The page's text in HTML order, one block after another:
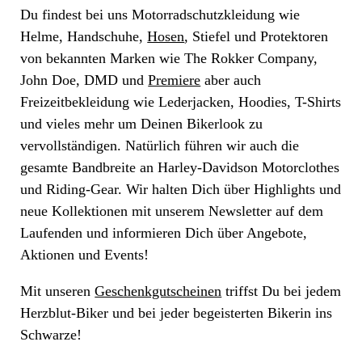
Du findest bei uns Motorradschutzkleidung wie
Helme, Handschuhe,Hosen, Stiefel und Protektoren
von bekannten Marken wie The Rokker Company,
John Doe, DMD undPremiere aber auch
Freizeitbekleidung wie Lederjacken, Hoodies, T-Shirts
und vieles mehr um Deinen Bikerlook zu
vervollständigen. Natürlich führen wir auch die
gesamte Bandbreite an Harley-Davidson Motorclothes
und Riding-Gear. Wir halten Dich über Highlights und
neue Kollektionen mit unserem Newsletter auf dem
Laufenden und informieren Dich über Angebote,
Aktionen und Events!
Mit unserenGeschenkgutscheinen triffst Du bei jedem
Herzblut-Biker und bei jeder begeisterten Bikerin ins
Schwarze!